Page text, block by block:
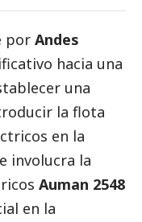
por Andes
hacia una
una
la flota
en la
involucra la
Auman 2548
en la